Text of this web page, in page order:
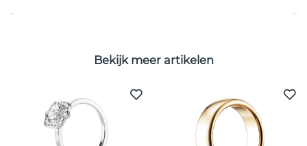
Bekijk meer artikelen